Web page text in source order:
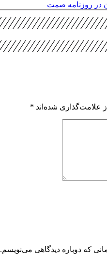
در روزنامه صمت
علامت‌گذاری شده‌اند *
که دوباره دیدگاهی می‌نویسم.